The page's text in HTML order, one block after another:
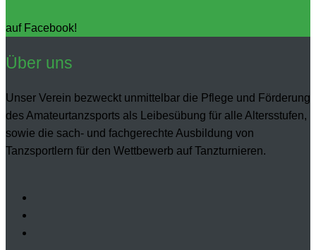
auf Facebook!
Über uns
Unser Verein bezweckt unmittelbar die Pflege und Förderung
des Amateurtanzsports als Leibesübung für alle Altersstufen,
sowie die sach- und fachgerechte Ausbildung von
Tanzsportlern für den Wettbewerb auf Tanzturnieren.